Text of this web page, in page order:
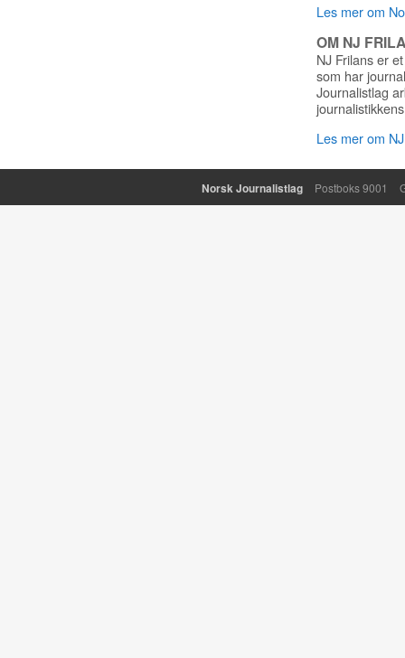
Les mer om
OM NJ
NJ Frilans er
som har
Journalistlag
Les mer om
Norsk Journalistlag Postboks 9001